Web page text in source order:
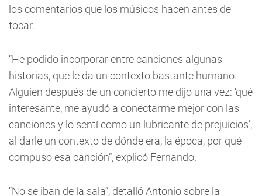
los comentarios que los músicos hacen antes de
tocar.
“He podido incorporar entre canciones algunas
historias, que le da un contexto bastante humano.
Alguien después de un concierto me dijo una vez: ‘qué
interesante, me ayudó a conectarme mejor con las
canciones y lo sentí como un lubricante de prejuicios’,
al darle un contexto de dónde era, la época, por qué
compuso esa canción”, explicó Fernando.
“No se iban de la sala”, detalló Antonio sobre la